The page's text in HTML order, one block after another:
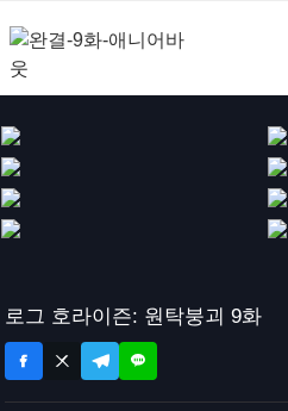
로그 호라이즌: 원탁붕괴 9화